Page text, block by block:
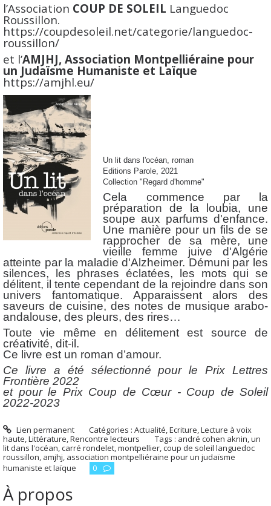
l’Association COUP DE SOLEIL Languedoc
Roussillon.
https://coupdesoleil.net/categorie/languedoc-
roussillon/
et l’AMJHJ, Association Montpelliéraine pour
un Judaïsme Humaniste et Laïque
https://amjhl.eu/
Un lit dans l'océan, roman
Editions Parole, 2021
Collection "Regard d'homme"
Cela commence par la
préparation de la loubia, une
soupe aux parfums d'enfance.
Une manière pour un fils de se
rapprocher de sa mère, une
vieille femme juive d'Algérie
atteinte par la maladie d'Alzheimer. Démuni par les
silences, les phrases éclatées, les mots qui se
délitent, il tente cependant de la rejoindre dans son
univers fantomatique. Apparaissent alors des
saveurs de cuisine, des notes de musique arabo-
andalouse, des pleurs, des rires…
Toute vie même en délitement est source de
créativité, dit-il.
Ce livre est un roman d’amour.
Ce livre a été sélectionné pour le Prix Lettres
Frontière 2022
et pour le Prix Coup de Cœur - Coup de Soleil
2022-2023
Lien permanent Catégories :Actualité ,Ecriture ,Lecture à voix
haute Littérature Rencontre lecteurs Tags : andré cohen aknin un
lit dans l'océan carré rondelet montpellier coup de soleil languedoc
roussillon amjhj association montpelliéraine pour un judaïsme
humaniste et laïque
0
À propos